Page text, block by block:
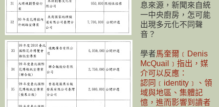
息來源，新聞來自統
一中央廚房，怎可能
出現多元化不同聲
音？
學者馬奎爾﹝Denis
McQuail﹞指出，媒
介可以反應：
認同﹝identity﹞、領
域與地區、集體記
憶，進而影響到讀者